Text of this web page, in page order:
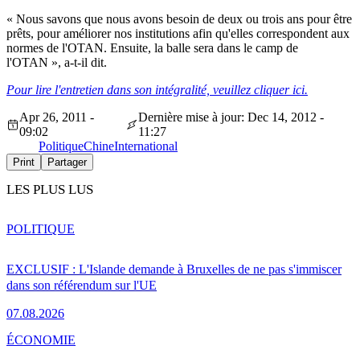
« Nous savons que nous avons besoin de deux ou trois ans pour être
prêts, pour améliorer nos institutions afin qu'elles correspondent aux
normes de l'OTAN. Ensuite, la balle sera dans le camp de
l'OTAN », a-t-il dit.
Pour lire l'entretien dans son intégralité, veuillez cliquer ici.
Apr 26, 2011 -
09:02
Dernière mise à jour: Dec 14, 2012 -
11:27
PolitiqueChineInternational
Print Partager
LES PLUS LUS
EXCLUSIF : L'Islande demande à Bruxelles de ne pas s'immiscer
dans son référendum sur l'UE
07.08.2026
POLITIQUE
ÉCONOMIE